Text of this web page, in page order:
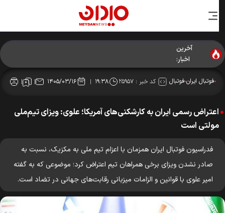
آخرین
اخبار:
نکونام: تراکتور را با چشم باز انتخاب کردم/ بازیکنان بسیار باکیفیتی
داریم/ هواداران تراکتور انگیزه من را دوچندان می‌کنند
فوتبال ایرانفوتبال کد خبر : ۲۵۹۵۷ ۱۹:۳۸ ۱۴۰۵/۰۳/۱۶
اعتراض رسمی ایران به کارشکنی‌های آمریکا؛ علوی: ویزای تیم‌ملی
مولتی است
فدراسیون فوتبال ایران همزمان با اعزام تیم ملی به مکزیک، نسبت به
صادر نشدن ویزای برخی همراهان تیم اعتراض کرد؛ موضوعی که به گفته
امیر علوی با قوانین و الزامات میزبانی رقابت‌های جهانی در تضاد است.